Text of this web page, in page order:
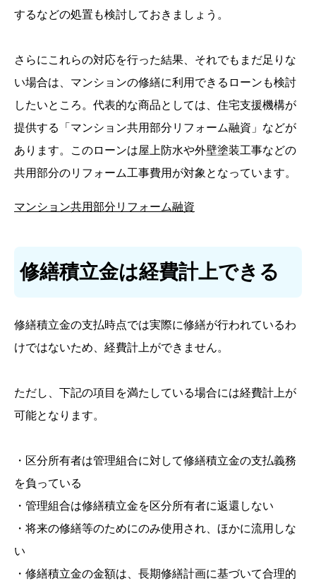
するなどの処置も検討しておきましょう。
さらにこれらの対応を行った結果、それでもまだ足りな
い場合は、マンションの修繕に利用できるローンも検討
したいところ。代表的な商品としては、住宅支援機構が
提供する「マンション共用部分リフォーム融資」などが
あります。このローンは屋上防水や外壁塗装工事などの
共用部分のリフォーム工事費用が対象となっています。
マンション共用部分リフォーム融資
修繕積立金は経費計上できる
修繕積立金の支払時点では実際に修繕が行われているわ
けではないため、経費計上ができません。
ただし、下記の項目を満たしている場合には経費計上が
可能となります。
・区分所有者は管理組合に対して修繕積立金の支払義務
を負っている
・管理組合は修繕積立金を区分所有者に返還しない
・将来の修繕等のためにのみ使用され、ほかに流用しな
い
・修繕積立金の金額は、長期修繕計画に基づいて合理的